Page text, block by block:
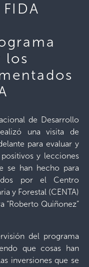
los
de Desarrollo
una visita de
para evaluar y
y lecciones
se han hecho para
por el Centro
y Forestal (CENTA)
“Roberto Quiñonez”
del programa
que cosas han
inversiones que se